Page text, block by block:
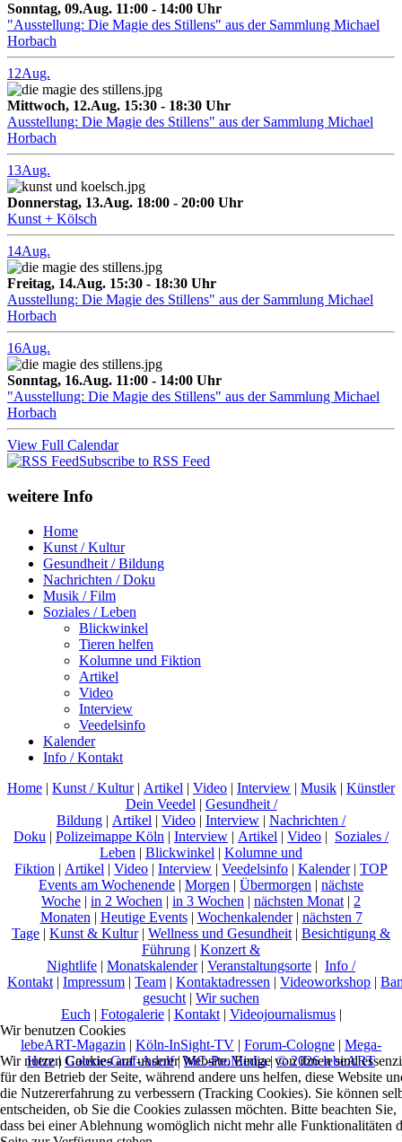
Sonntag, 09.Aug. 11:00 - 14:00 Uhr
"Ausstellung: Die Magie des Stillens" aus der Sammlung Michael
Horbach
12Aug.
Mittwoch, 12.Aug. 15:30 - 18:30 Uhr
Ausstellung: Die Magie des Stillens" aus der Sammlung Michael
Horbach
13Aug.
Donnerstag, 13.Aug. 18:00 - 20:00 Uhr
Kunst + Kölsch
14Aug.
Freitag, 14.Aug. 15:30 - 18:30 Uhr
Ausstellung: Die Magie des Stillens" aus der Sammlung Michael
Horbach
16Aug.
Sonntag, 16.Aug. 11:00 - 14:00 Uhr
"Ausstellung: Die Magie des Stillens" aus der Sammlung Michael
Horbach
View Full Calendar
Subscribe to RSS Feed
weitere Info
Home
Kunst / Kultur
Gesundheit / Bildung
Nachrichten / Doku
Musik / Film
Soziales / Leben
Blickwinkel
Tieren helfen
Kolumne und Fiktion
Artikel
Video
Interview
Veedelsinfo
Kalender
Info / Kontakt
Home | Kunst / Kultur| Artikel | Video | Interview | Musik | Künstler
Dein Veedel | Gesundheit /
Bildung | Artikel | Video | Interview | Nachrichten /
Doku | Polizeimappe Köln | Interview | Artikel | Video | Soziales /
Leben | Blickwinkel | Kolumne und
Fiktion | Artikel | Video | Interview | Veedelsinfo | Kalender| TOP
Events am Wochenende | Morgen | Übermorgen | nächste
Woche | in 2 Wochen | in 3 Wochen | nächsten Monat | 2
Monaten | Heutige Events| Wochenkalender| nächsten 7
Tage | Kunst & Kultur| Wellness und Gesundheit | Besichtigung &
Führung | Konzert &
Nightlife | Monatskalender| Veranstaltungsorte | Info /
Kontakt | Impressum | Team | Kontaktadressen | Videoworkshop |
gesucht | Wir suchen
Euch | Fotogalerie| Kontakt| Videojournalismus|
lebeART-Magazin | Köln-InSight-TV | Forum-Cologne | Mega-
Herz| Galerie-Graf-Adolf|MC-ProMedia|© 2026 lebeART
Wir benutzen Cookies
Wir nutzen Cookies auf unserer Website. Einige von ihnen sind
für den Betrieb der Seite, während andere uns helfen, diese Website
die Nutzererfahrung zu verbessern (Tracking Cookies). Sie können
entscheiden, ob Sie die Cookies zulassen möchten. Bitte beachten Sie,
dass bei einer Ablehnung womöglich nicht mehr alle Funktionalitäten